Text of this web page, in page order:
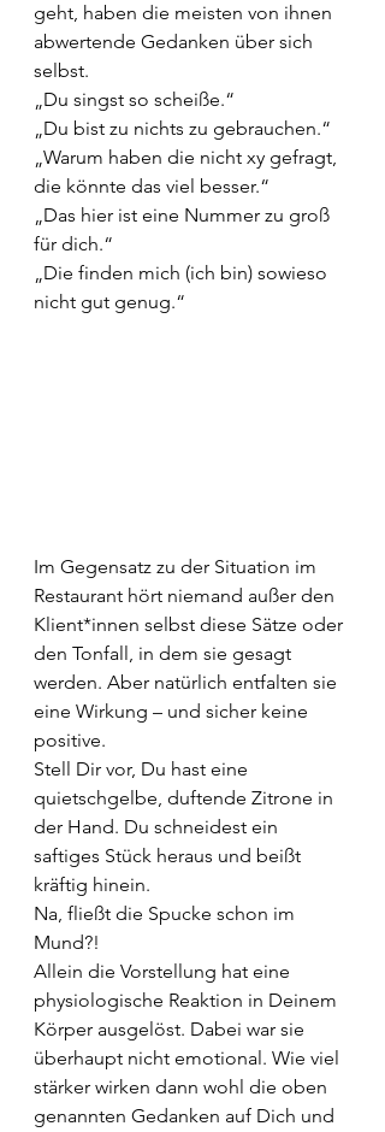
geht, haben die meisten von ihnen
abwertende Gedanken über sich
selbst.
„Du singst so scheiße.“
„Du bist zu nichts zu gebrauchen.“
„Warum haben die nicht xy gefragt,
die könnte das viel besser.“
„Das hier ist eine Nummer zu groß
für dich.“
„Die finden mich (ich bin) sowieso
nicht gut genug.“
Im Gegensatz zu der Situation im
Restaurant hört niemand außer den
Klient*innen selbst diese Sätze oder
den Tonfall, in dem sie gesagt
werden. Aber natürlich entfalten sie
eine Wirkung – und sicher keine
positive.
Stell Dir vor, Du hast eine
quietschgelbe, duftende Zitrone in
der Hand. Du schneidest ein
saftiges Stück heraus und beißt
kräftig hinein.
Na, fließt die Spucke schon im
Mund?!
Allein die Vorstellung hat eine
physiologische Reaktion in Deinem
Körper ausgelöst. Dabei war sie
überhaupt nicht emotional. Wie viel
stärker wirken dann wohl die oben
genannten Gedanken auf Dich und